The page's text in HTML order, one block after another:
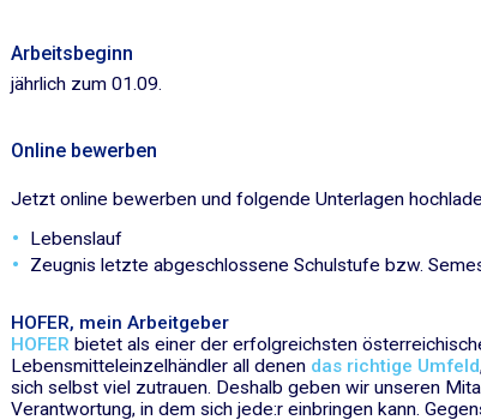
Arbeitsbeginn
jährlich zum 01.09.​
Online bewerben
Jetzt online bewerben und folgende Unterlagen
Lebenslauf
Zeugnis letzte abgeschlossene Schulstufe bzw.
HOFER, mein Arbeitgeber
HOFER bietet als einer der erfolgreichsten
Lebensmitteleinzelhändler all denen das richtige Umfeld
sich selbst viel zutrauen. Deshalb geben wir unseren
Verantwortung, in dem sich jede:r einbringen kann.